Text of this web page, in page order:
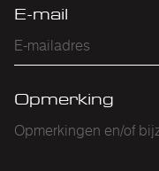
E-mail
Opmerking